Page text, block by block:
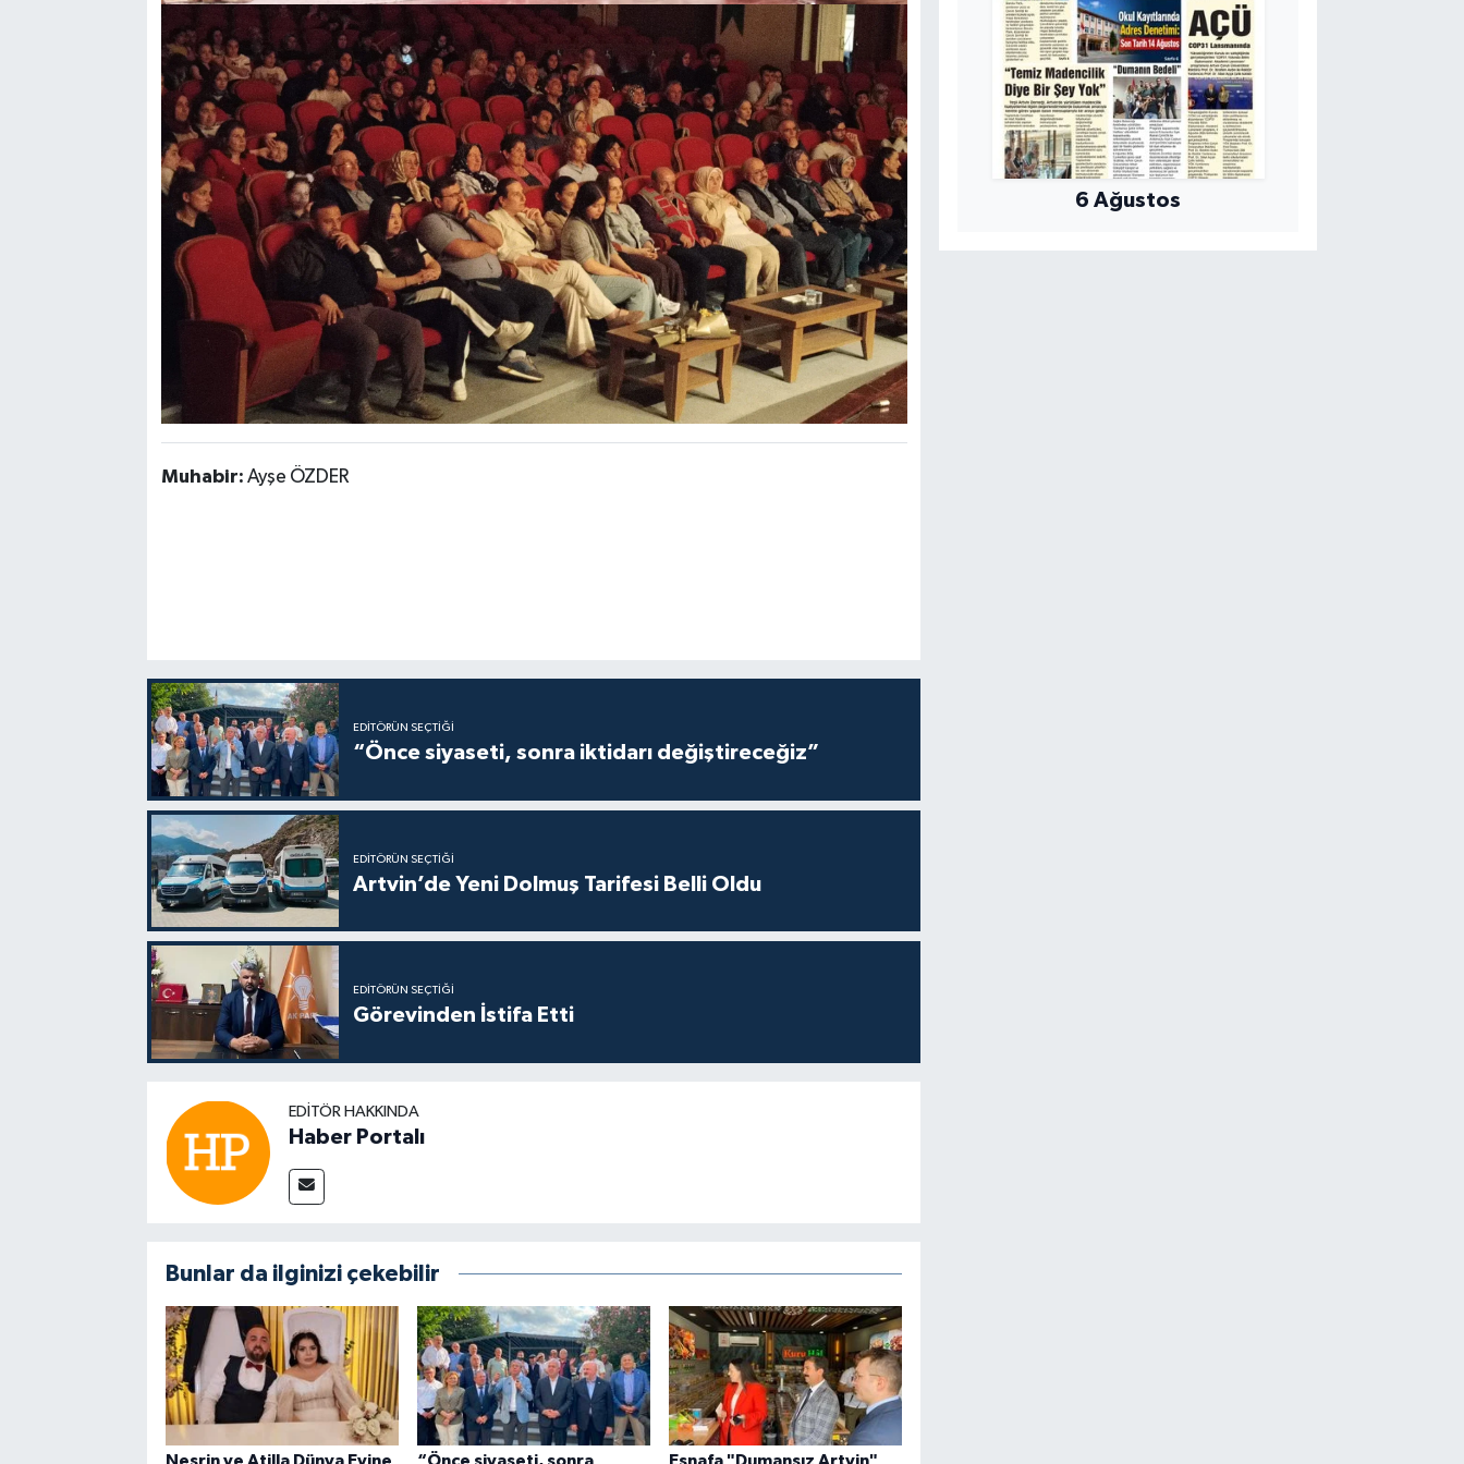
Muhabir: Ayşe ÖZDER
EDITÖRÜN SEÇTIĞI
“Önce siyaseti, sonra iktidarı değiştireceğiz”
EDITÖRÜN SEÇTIĞI
Artvin’de Yeni Dolmuş Tarifesi Belli Oldu
EDITÖRÜN SEÇTIĞI
Görevinden İstifa Etti
EDITÖR HAKKINDA
Haber Portalı
Bunlar da ilginizi çekebilir
Nesrin ve Atilla Dünya Evine “Önce siyaseti, sonra Esnafa "Dumansız Artvin"
6 Ağustos